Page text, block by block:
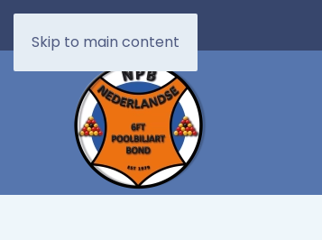
Skip to main content